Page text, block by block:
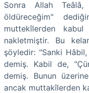
Sonra Allah
öldüreceğim"
muttekîlerden
nakletmiştir. Bu
şöyledir: "Sanki
demiş. Kabil de,
demiş. Bunun
ancak muttakîlerden